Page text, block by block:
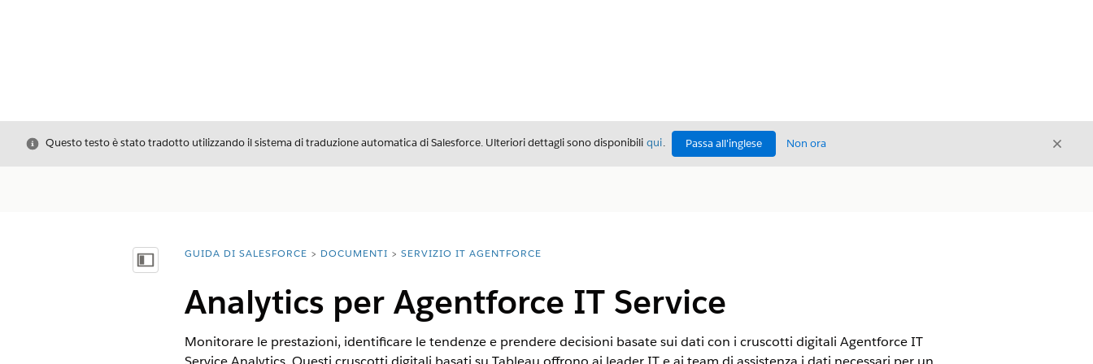
Chiudi
Questo testo è stato tradotto utilizzando il sistema di traduzione automatica di Salesforce. Ulteriori dettagli sono disponibili qui. Passa all'inglese Non ora Chiudi
Mostra sommario
Ti trovi qui:
GUIDA DI SALESFORCE DOCUMENTI SERVIZIO IT AGENTFORCE
Analytics per Agentforce IT Service
Monitorare le prestazioni, identificare le tendenze e prendere decisioni basate sui dati con i cruscotti digitali Agentforce IT